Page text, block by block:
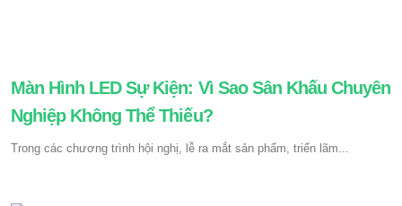
Màn Hình LED Sự Kiện: Vì Sao Sân Khấu Chuyên
Nghiệp Không Thể Thiếu?
Trong các chương trình hội nghị, lễ ra mắt sản phẩm, triển lãm...